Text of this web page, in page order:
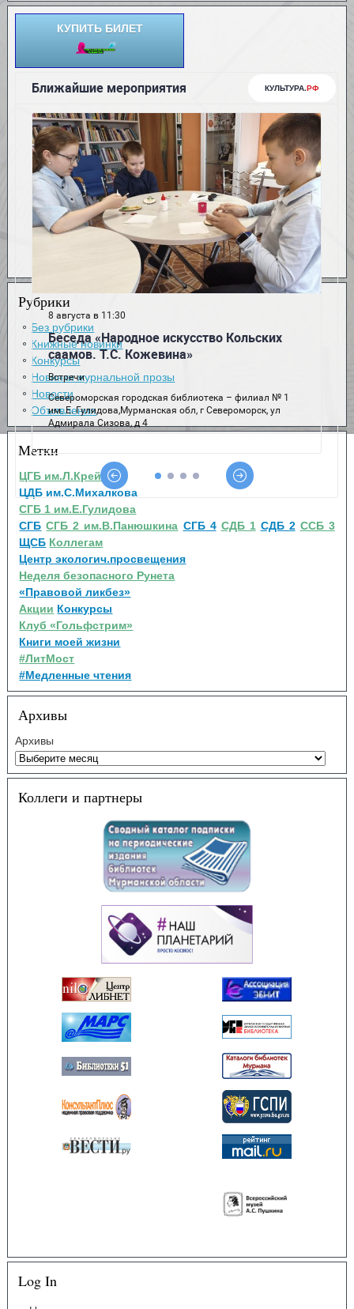
КУПИТЬ БИЛЕТ
Рубрики
Без рубрики
Книжные новинки
Конкурсы
Новинки журнальной прозы
Новости
Объявления
Метки
ЦГБ им.Л.Крейна
ЦДБ им.С.Михалкова
СГБ 1 им.Е.Гулидова
СГБ СГБ 2 им.В.Панюшкина СГБ 4 СДБ 1 СДБ 2 ССБ 3
ЩСБ Коллегам
Центр экологич.просвещения
Неделя безопасного Рунета
«Правовой ликбез»
Акции Конкурсы
Клуб «Гольфстрим»
Книги моей жизни
#ЛитМост
#Медленные чтения
Архивы
Архивы
Коллеги и партнеры
Log In